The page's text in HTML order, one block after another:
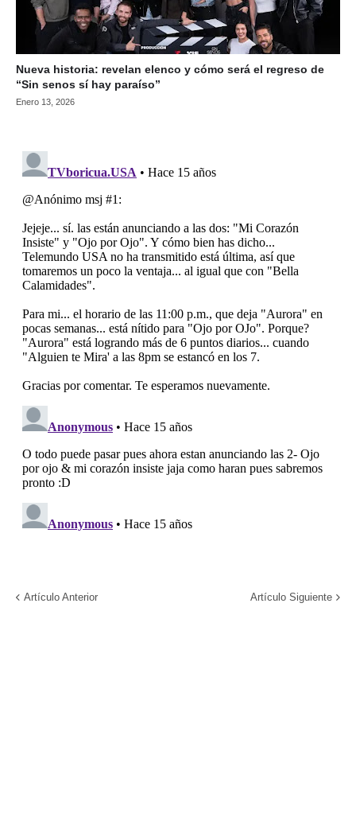
Nueva historia: revelan elenco y cómo será el regreso de
“Sin senos sí hay paraíso”
Enero 13, 2026
Artículo Anterior Artículo Siguiente